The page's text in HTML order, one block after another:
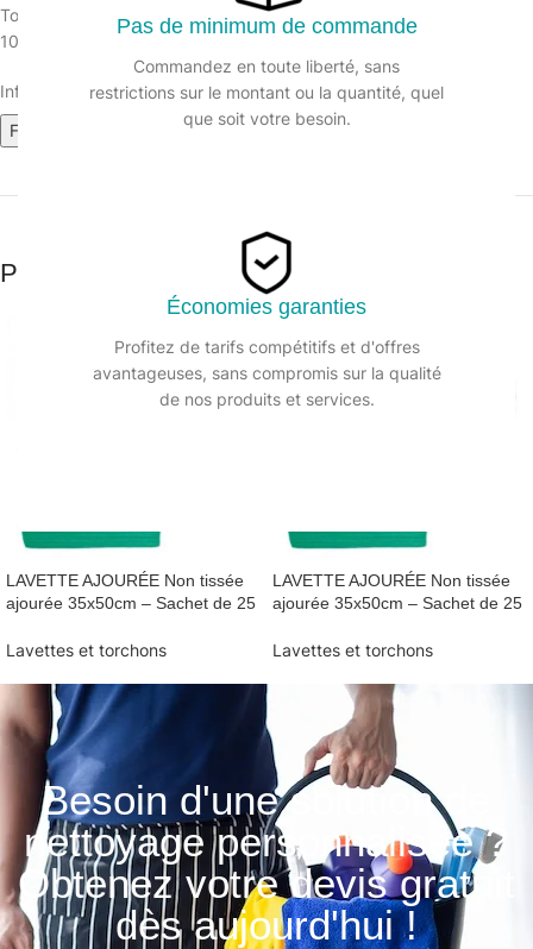
Pas de minimum de commande
Commandez en toute liberté, sans
restrictions sur le montant ou la quantité, quel
que soit votre besoin.
Économies garanties
Profitez de tarifs compétitifs et d'offres
avantageuses, sans compromis sur la qualité
de nos produits et services.
Torchon non tissé blanc 50X70cm
100% coton 170 g/m². 3 couleurs assorties (bleu/vert/rouge).
Informations sur le produit :
Fiche technique (738.22k)
Produits similaires
LAVETTE AJOURÉE Non tissée
ajourée 35x50cm – Sachet de 25
Lavettes et torchons
LAVETTE AJOURÉE Non tissée
ajourée 35x50cm – Sachet de 25
Lavettes et torchons
Besoin d'une solution de
nettoyage personnalisée ?
Obtenez votre devis gratuit
dès aujourd'hui !